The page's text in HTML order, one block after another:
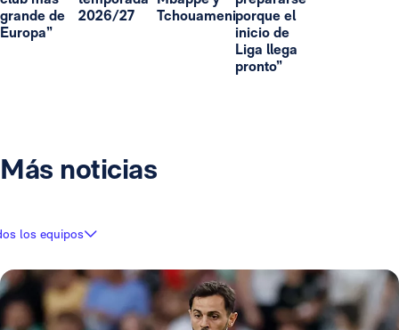
grande de
Europa”
2026/27
Tchouameniporque el
inicio de
Liga llega
pronto”
Más noticias
los equipos